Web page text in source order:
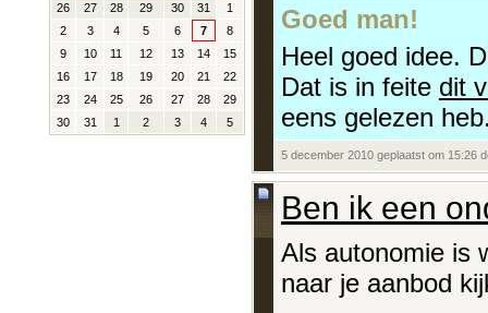
Goed man!
Heel goed idee.
Dat is in feite dit
eens gelezen
5 december 2010 geplaatst om 15:26
Ben ik een
Als autonomie is
naar je aanbod
26
27 28 29 30 31
1
2
3 4 5 6 7
8
9
10 11 12 13 14
15
16
17 18 19 20 21
22
23
24 25 26 27 28
29
30
31 1 2 3 4 5